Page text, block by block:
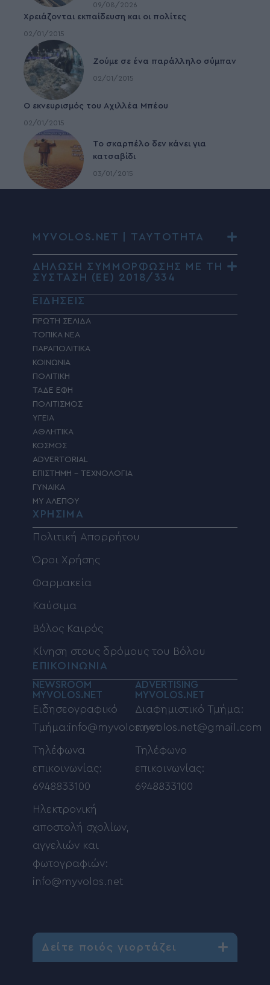
09/08/2026
Χρειάζονται εκπαίδευση και οι πολίτες
02/01/2015
Ζούμε σε ένα παράλληλο σύμπαν
02/01/2015
Ο εκνευρισμός του Αχιλλέα Μπέου
02/01/2015
To σκαρπέλο δεν κάνει για
κατσαβίδι
03/01/2015
MYVOLOS.NET | ΤΑΥΤΟΤΗΤΑ
ΔΗΛΩΣΗ ΣΥΜΜΟΡΦΩΣΗΣ ΜΕ ΤΗ
ΣΥΣΤΑΣΗ (ΕΕ) 2018/334
ΕΙΔΗΣΕΙΣ
ΠΡΩΤΗ ΣΕΛΙΔΑ
ΤΟΠΙΚΑ ΝΕΑ
ΠΑΡΑΠΟΛΙΤΙΚΑ
ΚΟΙΝΩΝΙΑ
ΠΟΛΙΤΙΚΗ
ΤΑΔΕ ΕΦΗ
ΠΟΛΙΤΙΣΜΟΣ
ΥΓΕΙΑ
ΑΘΛΗΤΙΚΑ
ΚΟΣΜΟΣ
ADVERTORIAL
ΕΠΙΣΤΗΜΗ – ΤΕΧΝΟΛΟΓΙΑ
ΓΥΝΑΙΚΑ
MY ΑΛΕΠΟΥ
ΧΡΗΣΙΜΑ
Πολιτική Απορρήτου
Όροι Χρήσης
Φαρμακεία
Καύσιμα
Βόλος Καιρός
Κίνηση στους δρόμους του Βόλου
ΕΠΙΚΟΙΝΩΝΙΑ
NEWSROOM
MYVOLOS.NET
Ειδησεογραφικό
Τμήμα:info@myvolos.net
Τηλέφωνα
επικοινωνίας:
6948833100
Ηλεκτρονική
αποστολή σχολίων,
αγγελιών και
φωτογραφιών:
info@myvolos.net
ADVERTISING
MYVOLOS.NET
Διαφημιστικό Τμήμα:
myvolos.net@gmail.com
Τηλέφωνο
επικοινωνίας:
6948833100
Δείτε ποιός γιορτάζει